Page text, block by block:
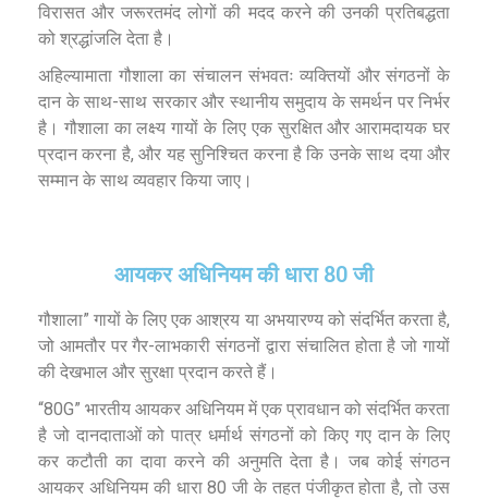
विरासत और जरूरतमंद लोगों की मदद करने की उनकी प्रतिबद्धता
को श्रद्धांजलि देता है।
अहिल्यामाता गौशाला का संचालन संभवतः व्यक्तियों और संगठनों के
दान के साथ-साथ सरकार और स्थानीय समुदाय के समर्थन पर निर्भर
है। गौशाला का लक्ष्य गायों के लिए एक सुरक्षित और आरामदायक घर
प्रदान करना है, और यह सुनिश्चित करना है कि उनके साथ दया और
सम्मान के साथ व्यवहार किया जाए।
आयकर अधिनियम की धारा 80 जी
गौशाला” गायों के लिए एक आश्रय या अभयारण्य को संदर्भित करता है,
जो आमतौर पर गैर-लाभकारी संगठनों द्वारा संचालित होता है जो गायों
की देखभाल और सुरक्षा प्रदान करते हैं।
“80G” भारतीय आयकर अधिनियम में एक प्रावधान को संदर्भित करता
है जो दानदाताओं को पात्र धर्मार्थ संगठनों को किए गए दान के लिए
कर कटौती का दावा करने की अनुमति देता है। जब कोई संगठन
आयकर अधिनियम की धारा 80 जी के तहत पंजीकृत होता है, तो उस